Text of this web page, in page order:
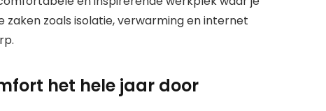
zoals isolatie, verwarming en internet
het hele jaar door